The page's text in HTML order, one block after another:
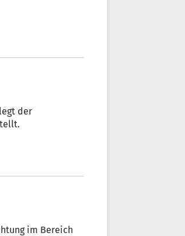
der
im Bereich